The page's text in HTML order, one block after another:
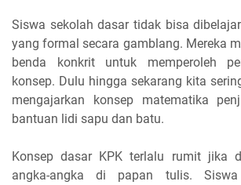
Siswa sekolah dasar tidak bisa
yang formal secara gamblang. Mereka
benda konkrit untuk memperoleh
konsep. Dulu hingga sekarang kita
mengajarkan konsep matematika
bantuan lidi sapu dan batu.
Konsep dasar KPK terlalu rumit jika
angka-angka di papan tulis.